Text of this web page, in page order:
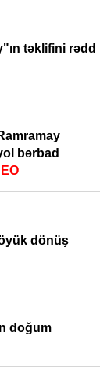
təklifini rədd
bərbad
dönüş
doğum